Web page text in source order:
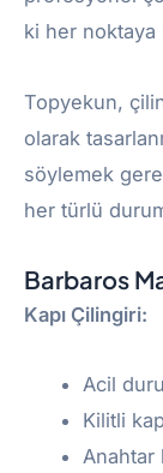
ki her noktaya
Topyekun,
olarak
söylemek
her türlü
Barbaros
Kapı Çilingiri:
Acil
Kilitli
Anahtar